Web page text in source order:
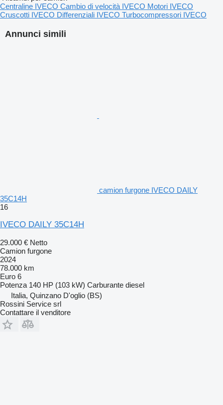
Annunci simili
camion furgone IVECO DAILY
35C14H
16
IVECO DAILY 35C14H
29.000 € Netto
Camion furgone
2024
78.000 km
Euro 6
Potenza 140 HP (103 kW) Carburante diesel
Italia, Quinzano D'oglio (BS)
Rossini Service srl
Contattare il venditore
Centraline IVECO Cambio di velocità IVECO Motori IVECO
Cruscotti IVECO Differenziali IVECO Turbocompressori IVECO